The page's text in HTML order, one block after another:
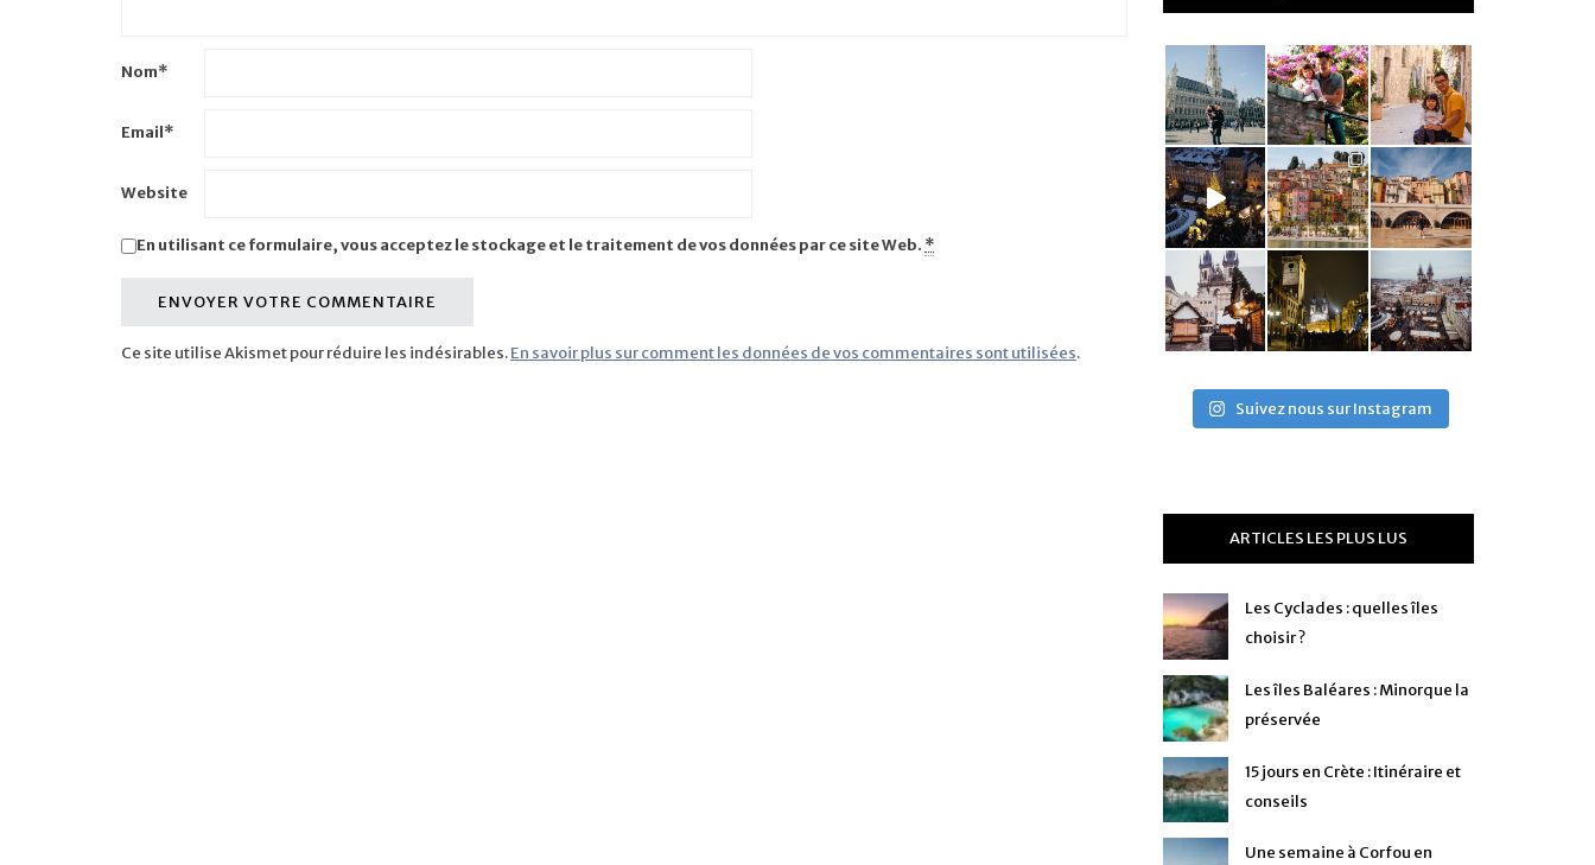
Nom*
Email*
Website
En utilisant ce formulaire, vous acceptez le stockage et le traitement de vos données par ce site Web. *
Ce site utilise Akismet pour réduire les indésirables.En savoir plus sur comment les données de vos commentaires sont utilisées.
Suivez nous sur Instagram
ARTICLES LES PLUS LUS
Les Cyclades : quelles îles
choisir ?
Les îles Baléares : Minorque la
préservée
15 jours en Crète : Itinéraire et
conseils
Une semaine à Corfou en